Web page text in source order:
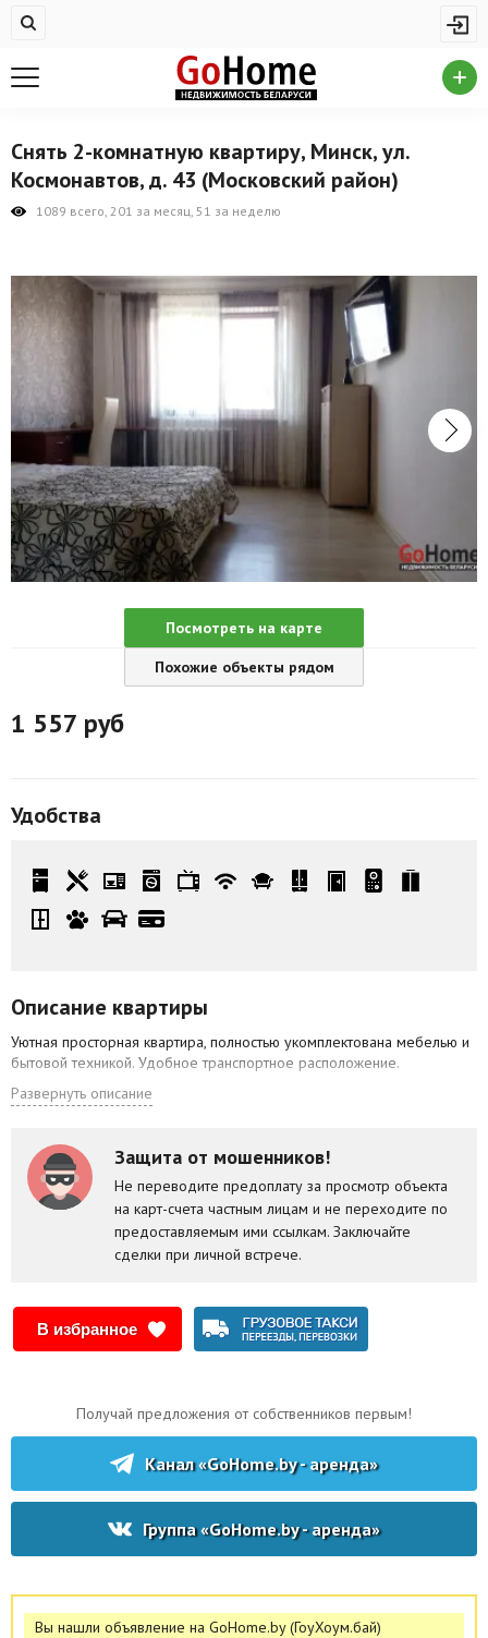
Купить квартиру
На сутки
Новостройки
Комерческая недвижимость
Продажа коммерческой недвижимости
Аренда коммерческой недвижимости
Другие разделы
Новости
Агентства
Ремонт квартир
Грузовое такси
Способы оплаты
Снять 2-комнатную квартиру, Минск, ул.
Космонавтов, д. 43 (Московский район)
1089 всего, 201 за месяц, 51 за неделю
Посмотреть на карте
Похожие объекты рядом
1 557 руб
Удобства
Описание квартиры
Уютная просторная квартира, полностью укомплектована мебелью и
бытовой техникой. Удобное транспортное расположение.
Развернуть описание
Защита от мошенников!
Не переводите предоплату за просмотр объекта
на карт-счета частным лицам и не переходите по
предоставляемым ими ссылкам. Заключайте
сделки при личной встрече.
В избранное
Канал «GoHome.by - аренда»
Получай предложения от собственников первым!
Группа «GoHome.by - аренда»
Вы нашли объявление на GoHome.by (ГоуХоум.бай)